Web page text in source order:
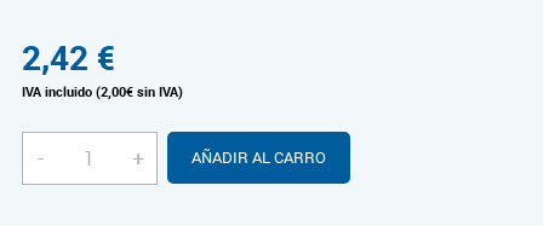
2,42 €
IVA incluido (2,00€ sin IVA)
- + AÑADIR AL CARRO